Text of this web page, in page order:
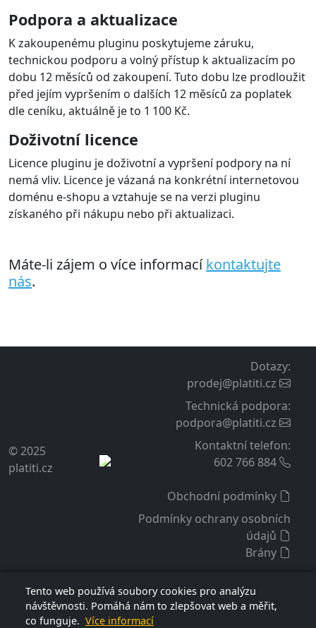
Podpora a aktualizace
K zakoupenému pluginu poskytujeme záruku,
technickou podporu a volný přístup k aktualizacím po
dobu 12 měsíců od zakoupení. Tuto dobu lze prodloužit
před jejím vypršením o dalších 12 měsíců za poplatek
dle ceníku, aktuálně je to 1 100 Kč.
Doživotní licence
Licence pluginu je doživotní a vypršení podpory na ní
nemá vliv. Licence je vázaná na konkrétní internetovou
doménu e-shopu a vztahuje se na verzi pluginu
získaného při nákupu nebo při aktualizaci.
Máte-li zájem o více informacíkontaktujte
nás.
© 2025
platiti.cz
Dotazy:
prodej@platiti.cz
Technická podpora:
podpora@platiti.cz
Kontaktní telefon:
602 766 884
Obchodní podmínky
Podmínky ochrany osobních
údajů
Brány
Tento web používá soubory cookies pro analýzu
návštěvnosti. Pomáhá nám to zlepšovat web a měřit,
co funguje. Více informací